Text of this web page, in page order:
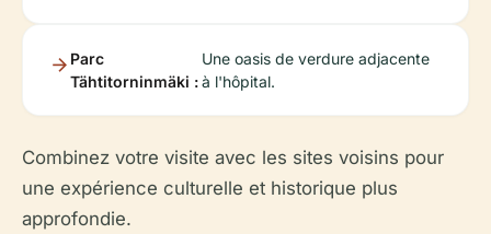
Parc
Tähtitorninmäki :
Une oasis de verdure adjacente
à l'hôpital.
Combinez votre visite avec les sites voisins pour
une expérience culturelle et historique plus
approfondie.